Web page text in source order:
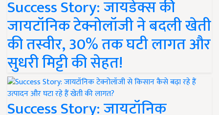
Success Story: जायडेक्स की
जायटॉनिक टेक्नोलॉजी ने बदली खेती
की तस्वीर, 30% तक घटी लागत और
सुधरी मिट्टी की सेहत!
Success Story: जायटॉनिक